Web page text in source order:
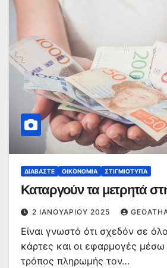
ΔΙΑΒΆΣΤΕ ΟΙΚΟΝΟΜΊΑ ΣΤΙΓΜΙΌΤΥΠΑ
Καταργούν τα μετρητά
2 ΙΑΝΟΥΑΡΊΟΥ 2025
Είναι γνωστό ότι σχεδόν σε
κάρτες και οι εφαρμογές μέσω
τρόπος πληρωμής τον…